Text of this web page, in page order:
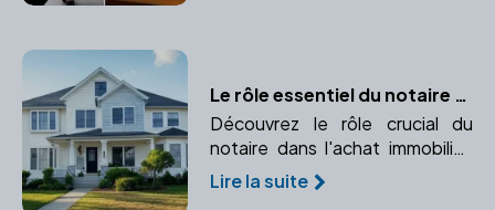
Le rôle essentiel du notaire dans l'achat immobilier
Découvrez le rôle crucial du
notaire dans l'achat immobilier,
de la validation juridique à la
sécurisation de la transaction.
Lire la suite